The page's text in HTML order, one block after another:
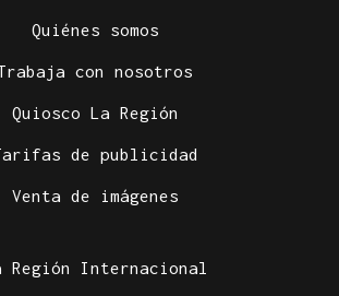
Cea podría multar a los vecinos
Quiénes somos
con nosotros
Quiosco La Región
de publicidad
Venta de imágenes
Región Internacional